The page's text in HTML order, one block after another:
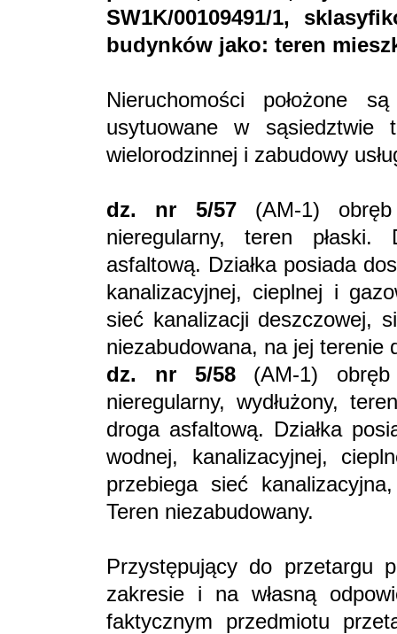
SW1K/00109491/1,
budynków jako: teren
Nieruchomości położone
usytuowane w sąsiedztwie
wielorodzinnej i zabudowy
dz. nr 5/57(AM-1) obręb
nieregularny, teren
asfaltową. Działka posiada
kanalizacyjnej, cieplnej i
sieć kanalizacji deszczowej,
niezabudowana, na jej terenie
dz. nr 5/58(AM-1) obręb
nieregularny, wydłużony,
droga asfaltową. Działka
wodnej, kanalizacyjnej,
przebiega sieć
Teren niezabudowany.
Przystępujący do przetargu
zakresie i na własną
faktycznym przedmiotu